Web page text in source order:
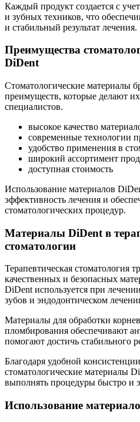
Каждый продукт создается с
и зубных техников, что
и стабильный результат лечения.
Преимущества
DiDent
Стоматологические материалы
преимуществ, которые делают
специалистов.
высокое качество
современные технологии
удобство применения в
широкий ассортимент
доступная стоимость
Использование материалов
эффективность лечения и
стоматологических процедур.
Материалы DiDent в
стоматологии
Терапевтическая стоматология
качественных и безопасных
DiDent используется при
зубов и эндодонтическом
Материалы для обработки
пломбирования обеспечивают
помогают достичь стабильного
Благодаря удобной
стоматологические материалы
выполнять процедуры быстро и
Использование